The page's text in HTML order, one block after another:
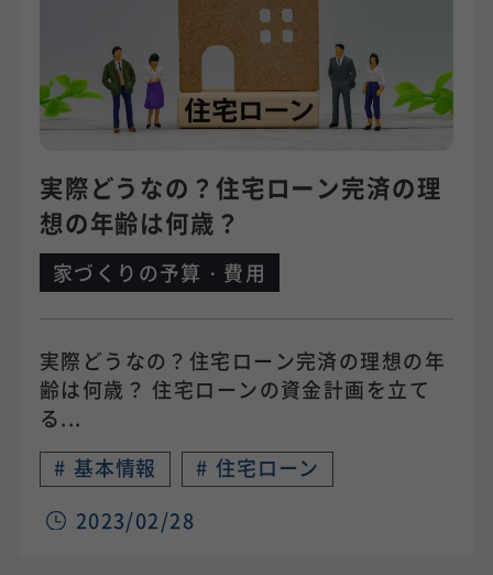
実際どうなの？住宅ローン完済の理
想の年齢は何歳？
家づくりの予算・費用
実際どうなの？住宅ローン完済の理想の年
齢は何歳？ 住宅ローンの資金計画を立て
る...
# 基本情報 # 住宅ローン
2023/02/28